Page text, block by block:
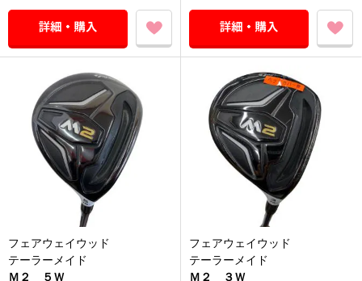
フェアウェイウッド
テーラーメイド
Ｍ２ ５Ｗ
フェアウェイウッド
テーラーメイド
Ｍ２ ３Ｗ